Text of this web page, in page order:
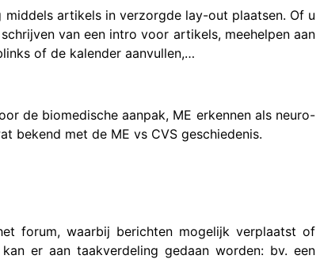
artikels in verzorgde lay-out plaatsen. Of u
van een intro voor artikels, meehelpen aan
of de kalender aanvullen,…
de biomedische aanpak, ME erkennen als neuro-
bekend met de ME vs CVS geschiedenis.
forum, waarbij berichten mogelijk verplaatst of
er aan taakverdeling gedaan worden: bv. een